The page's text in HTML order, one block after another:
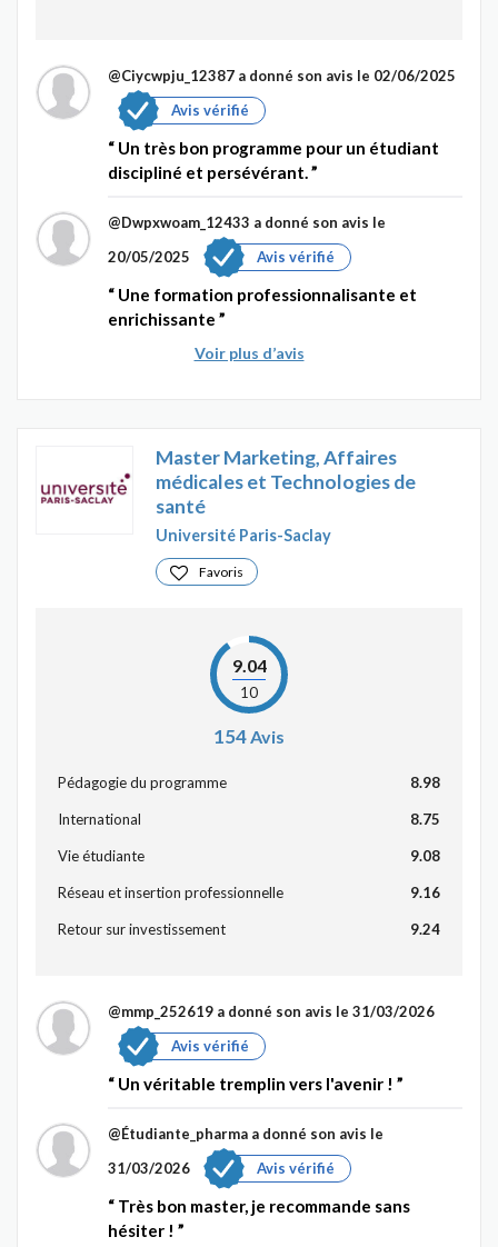
@Ciycwpju_12387 a donné son avis le 02/06/2025
Avis vérifié
Un très bon programme pour un étudiant
discipliné et persévérant.
@Dwpxwoam_12433 a donné son avis le
20/05/2025
Avis vérifié
Une formation professionnalisante et
enrichissante
Voir plus d’avis
Master Marketing, Affaires
médicales et Technologies de
santé
Université Paris-Saclay
Favoris
9.04
10
154Avis
Pédagogie du programme 8.98
International 8.75
Vie étudiante 9.08
Réseau et insertion professionnelle 9.16
Retour sur investissement 9.24
@mmp_252619 a donné son avis le 31/03/2026
Avis vérifié
Un véritable tremplin vers l'avenir !
@Étudiante_pharma a donné son avis le
31/03/2026
Avis vérifié
Très bon master, je recommande sans
hésiter !